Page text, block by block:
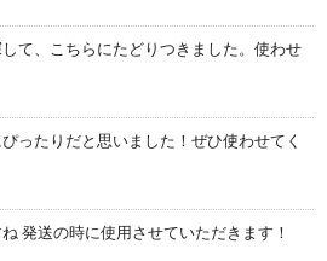
て、こちらにたどりつきました。使わせ
ったりだと思いました！ぜひ使わせてく
発送の時に使用させていただきます！